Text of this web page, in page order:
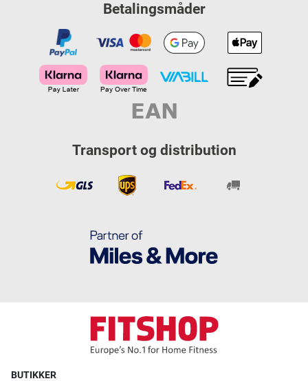
Betalingsmåder
Transport og distribution
BUTIKKER